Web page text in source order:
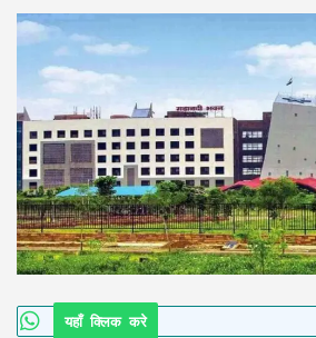
यहाँ क्लिक करे